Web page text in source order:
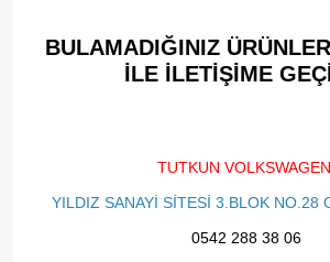
BULAMADIĞINIZ
İLE İLETİŞİME
TUTKUN VOLKSWAGEN
YILDIZ SANAYİ SİTESİ 3.BLOK NO.28
0542 288 38 06